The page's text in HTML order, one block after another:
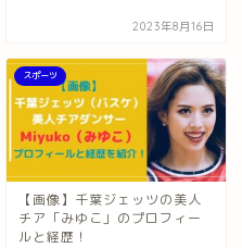
2023年8月16日
スポーツ
【画像】千葉ジェッツの美人
チア「みゆこ」のプロフィー
ルと経歴！